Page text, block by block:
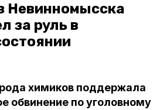
Невинномысска
за руль в
химиков поддержала
обвинение по уголовному